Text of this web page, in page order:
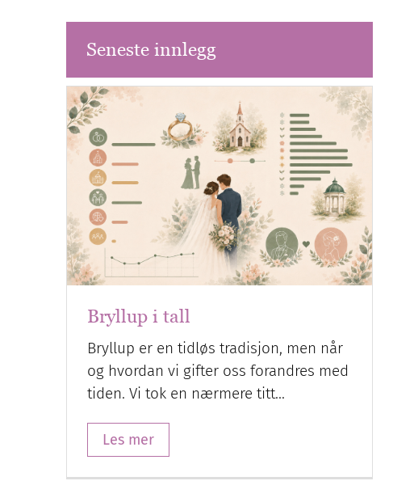
Seneste innlegg
Bryllup i tall
Bryllup er en tidløs tradisjon, men når
og hvordan vi gifter oss forandres med
tiden. Vi tok en nærmere titt…
Les mer